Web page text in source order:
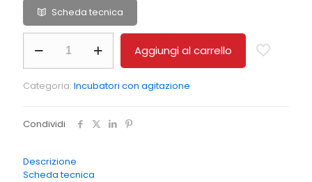
Scheda tecnica
CON
quantità
Aggiungi al carrello
Categoria: Incubatori con agitazione
Condividi
Descrizione
Scheda tecnica